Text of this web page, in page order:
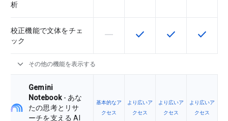
析
校正機能で文体をチェ
ック
この機能は該当の SKU でサポー
horizontal_rule この機能は該当の SKU
check この機能は該当
check この機
check
expand_more その他の機能を表示する
Gemini
Notebook- あな
たの思考とリサ
ーチを支える AI
基本的なア
クセス
より広いア
クセス
より広いア
クセス
より広いア
クセス